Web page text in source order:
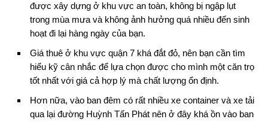
được xây dựng ở khu vực an toàn, không bị ngập lụt
trong mùa mưa và không ảnh hưởng quá nhiều đến sinh
hoạt đi lại hàng ngày của bạn.
Giá thuê ở khu vực quận 7 khá đắt đỏ, nên bạn cần tìm
hiểu kỹ cân nhắc để lựa chọn được cho mình một căn trọ
tốt nhất với giá cả hợp lý mà chất lượng ổn định.
Hơn nữa, vào ban đêm có rất nhiều xe container và xe tải
qua lại đường Huỳnh Tấn Phát nên ở đây khá ồn vào ban